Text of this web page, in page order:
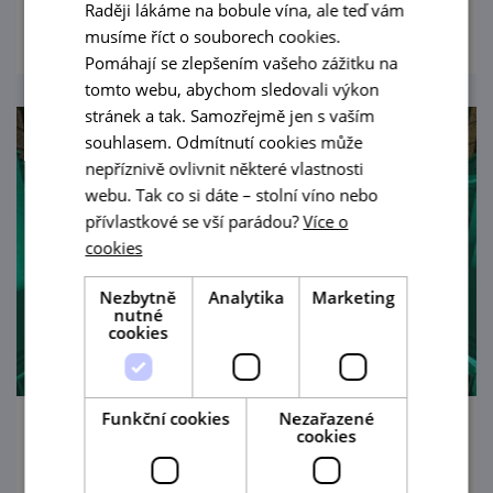
prohlédnout
B-Side Band 20 let – Jaromír Hnilička:
Missa Jazz & Pavel Zlámal: Jazzové variace
Raději lákáme na bobule vína, ale teď vám
musíme říct o souborech cookies.
Pomáhají se zlepšením vašeho zážitku na
tomto webu, abychom sledovali výkon
stránek a tak. Samozřejmě jen s vaším
souhlasem. Odmítnutí cookies může
nepříznivě ovlivnit některé vlastnosti
webu. Tak co si dáte – stolní víno nebo
přívlastkové se vší parádou?Více o
cookies
Nezbytně
nutné
cookies
Analytika Marketing
Funkční cookies
Nezařazené
cookies